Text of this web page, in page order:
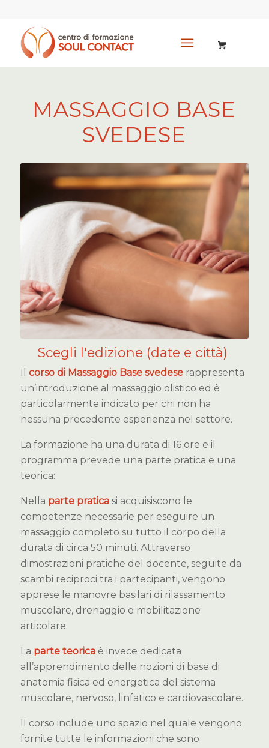
MASSAGGIO BASE
SVEDESE
Scegli l'edizione (date e città)
Il corso di Massaggio Base svedeserappresenta
un’introduzione al massaggio olistico ed è
particolarmente indicato per chi non ha
nessuna precedente esperienza nel settore.
La formazione ha una durata di 16 ore e il
programma prevede una parte pratica e una
teorica:
Nella parte praticasi acquisiscono le
competenze necessarie per eseguire un
massaggio completo su tutto il corpo della
durata di circa 50 minuti. Attraverso
dimostrazioni pratiche del docente, seguite da
scambi reciproci tra i partecipanti, vengono
apprese le manovre basilari di rilassamento
muscolare, drenaggio e mobilitazione
articolare.
La parte teoricaè invece dedicata
all’apprendimento delle nozioni di base di
anatomia fisica ed energetica del sistema
muscolare, nervoso, linfatico e cardiovascolare.
Il corso include uno spazio nel quale vengono
fornite tutte le informazioni che sono